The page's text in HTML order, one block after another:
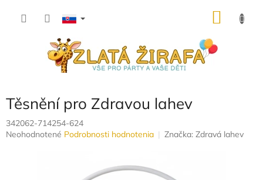
Těsnění pro Zdravou lahev
342062-714254-624
Priemerné
Neohodnotené Podrobnosti hodnotenia Značka: Zdravá lahev